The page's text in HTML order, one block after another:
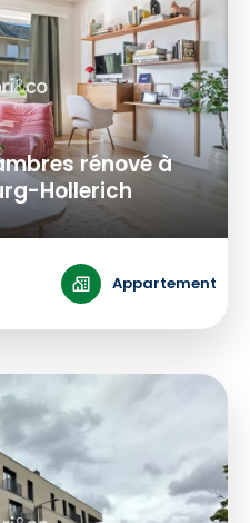
rénové à
Hollerich
Appartement